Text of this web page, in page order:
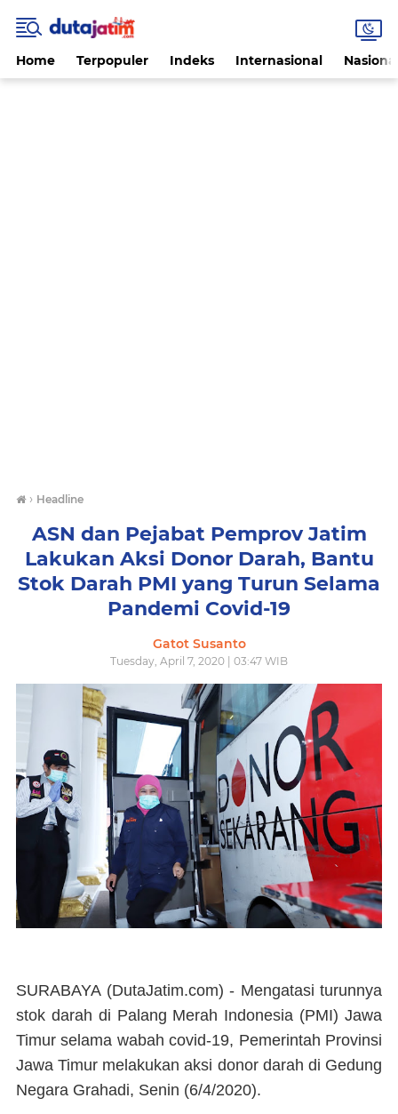
Home Terpopuler Indeks Internasional
› Headline
ASN dan Pejabat Pemprov Jatim
Lakukan Aksi Donor Darah, Bantu
Stok Darah PMI yang Turun Selama
Pandemi Covid-19
Gatot Susanto
Tuesday, April 7, 2020 | 03:47 WIB
SURABAYA (DutaJatim.com) - Mengatasi turunnya
stok darah di Palang Merah Indonesia (PMI) Jawa
Timur selama wabah covid-19, Pemerintah Provinsi
Jawa Timur melakukan aksi donor darah di Gedung
Negara Grahadi, Senin (6/4/2020).